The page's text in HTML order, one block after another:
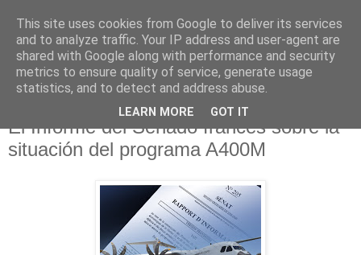
El Informe del Senado francés sobre la
situación del programa A400M
This site uses cookies from Google to deliver its services
and to analyze traffic. Your IP address and user-agent are
shared with Google along with performance and security
metrics to ensure quality of service, generate usage
statistics, and to detect and address abuse.
LEARN MORE GOT IT